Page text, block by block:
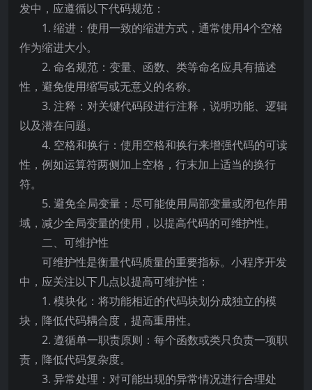
发中，应遵循以下代码规范：
1. 缩进：使用一致的缩进方式，通常使用4个空格
作为缩进大小。
2. 命名规范：变量、函数、类等命名应具有描述
性，避免使用缩写或无意义的名称。
3. 注释：对关键代码段进行注释，说明功能、逻辑
以及潜在问题。
4. 空格和换行：使用空格和换行来增强代码的可读
性，例如运算符两侧加上空格，行末加上适当的换行
符。
5. 避免全局变量：尽可能使用局部变量或闭包作用
域，减少全局变量的使用，以提高代码的可维护性。
二、可维护性
可维护性是衡量代码质量的重要指标。小程序开发
中，应关注以下几点以提高可维护性：
1. 模块化：将功能相近的代码块划分成独立的模
块，降低代码耦合度，提高重用性。
2. 遵循单一职责原则：每个函数或类只负责一项职
责，降低代码复杂度。
3. 异常处理：对可能出现的异常情况进行合理处